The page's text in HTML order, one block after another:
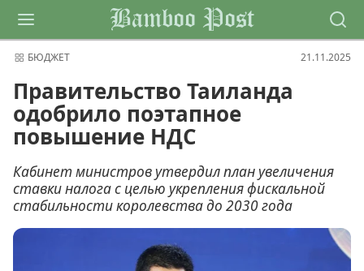
Bamboo Post
БЮДЖЕТ 21.11.2025
Правительство Таиланда
одобрило поэтапное
повышение НДС
Кабинет министров утвердил план увеличения
ставки налога с целью укрепления фискальной
стабильности королевства до 2030 года